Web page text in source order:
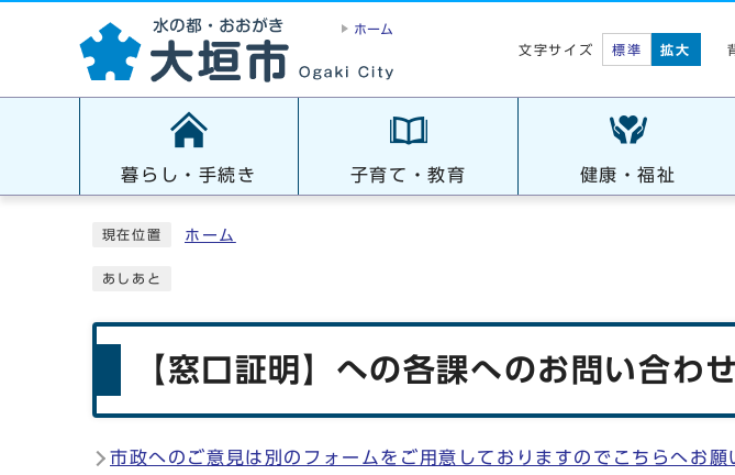
ホーム
文字サイズ
標準 拡大
暮らし・手続き 子育て・教育 健康・福祉
現在位置 ホーム
あしあと
【窓口証明】への各課へのお問い合わ
市政へのご意見は別のフォームをご用意しておりますのでこちらへお願